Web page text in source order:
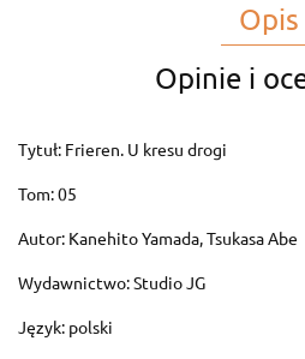
Opis
Opinie i
Tytuł: Frieren. U kresu drogi
Tom: 05
Autor: Kanehito Yamada, Tsukasa Abe
Wydawnictwo: Studio JG
Język: polski